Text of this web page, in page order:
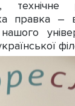
технічне
правка –